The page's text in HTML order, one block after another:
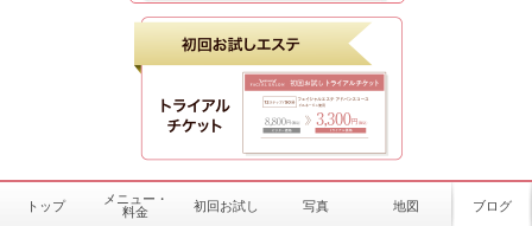
トップ
メニュー・
料金
初回お試し 写真 地図 ブログ